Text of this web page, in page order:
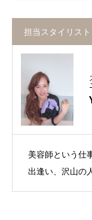
担当スタイリスト
美容師という仕
出逢い、沢山の